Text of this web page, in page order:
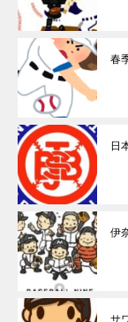
春
日
伊
サ